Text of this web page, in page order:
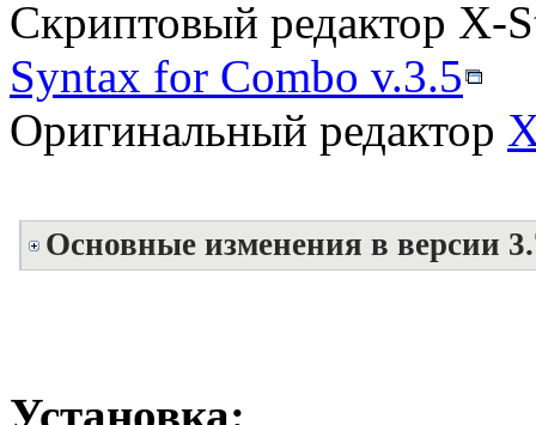
Скриптовый редактор X-
Syntax for Combo v.3.5
Оригинальный редактор
Основные изменения в версии
Установка: